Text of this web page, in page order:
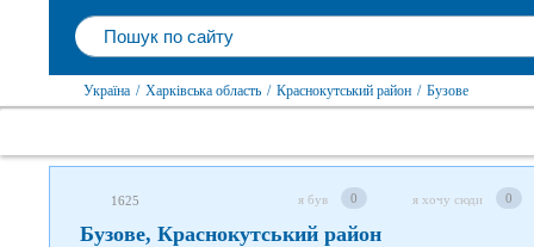
Україна / Харківська область / Краснокутський район / Бузове
1625 я був 0 я хочу сюди 0
Бузове, Краснокутський район